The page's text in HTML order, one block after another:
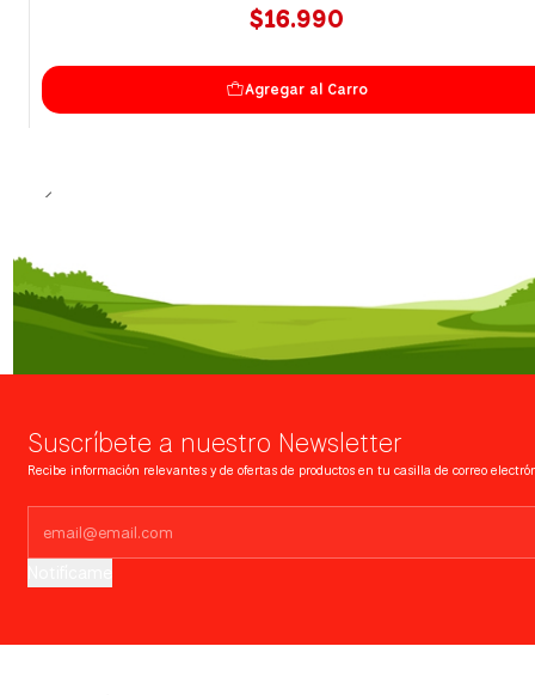
$16.990
Agregar al Carro
Suscríbete a nuestro Newsletter
Recibe información relevantes y de ofertas de productos en tu casilla de correo